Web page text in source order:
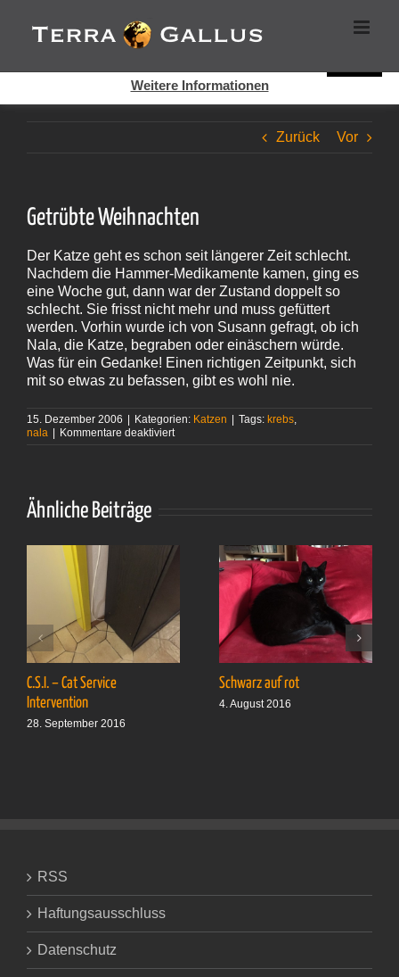
Inhalt
springen
Zurück Vor
Getrübte Weihnachten
Der Katze geht es schon seit längerer Zeit schlecht.
Nachdem die Hammer-Medikamente kamen, ging es
eine Woche gut, dann war der Zustand doppelt so
schlecht. Sie frisst nicht mehr und muss gefüttert
werden. Vorhin wurde ich von Susann gefragt, ob ich
Nala, die Katze, begraben oder einäschern würde.
Was für ein Gedanke! Einen richtigen Zeitpunkt, sich
mit so etwas zu befassen, gibt es wohl nie.
15. Dezember 2006 | Kategorien: Katzen | Tags: krebs
nala | Kommentare deaktiviertfür
Ähnliche Beiträge
C.S.I. – Cat Service
Intervention
28. September 2016
Schwarz auf rot
4. August 2016
RSS
Haftungsausschluss
Datenschutz
Cookies helfen auf auf dieser Seite bei der Bereitstellung der
Dienste. Durch die Nutzung dieser Webseite erklären Sie sich
Weitere Informationen